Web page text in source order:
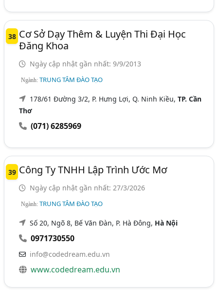
38 Cơ Sở Dạy Thêm & Luyện Thi Đại Học
Đăng Khoa
Ngày cập nhật gần nhất: 9/9/2013
Ngành:TRUNG TÂM ĐÀO TẠO
178/61 Đường 3/2, P. Hưng Lợi, Q. Ninh Kiều,TP. Cần
Thơ
(071) 6285969
39 Công Ty TNHH Lập Trình Ước Mơ
Ngày cập nhật gần nhất: 27/3/2026
Ngành:TRUNG TÂM ĐÀO TẠO
Số 20, Ngõ 8, Bế Văn Đàn, P. Hà Đông, Hà Nội
0971730550
info@codedream.edu.vn
www.codedream.edu.vn